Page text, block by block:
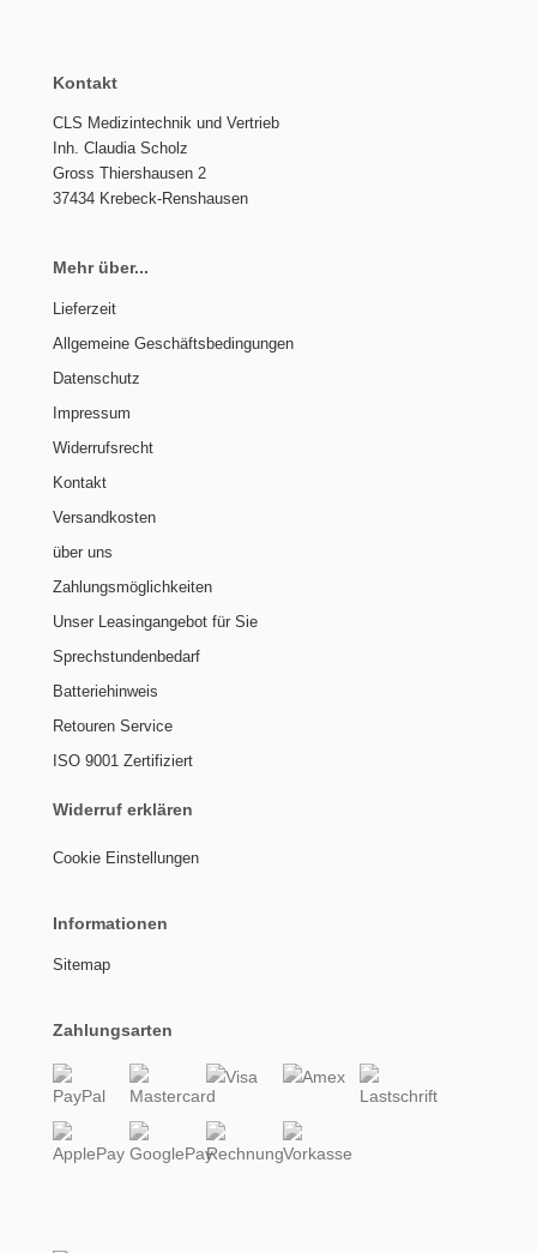
Kontakt
CLS Medizintechnik und Vertrieb
Inh. Claudia Scholz
Gross Thiershausen 2
37434 Krebeck-Renshausen
Mehr über...
Lieferzeit
Allgemeine Geschäftsbedingungen
Datenschutz
Impressum
Widerrufsrecht
Kontakt
Versandkosten
über uns
Zahlungsmöglichkeiten
Unser Leasingangebot für Sie
Sprechstundenbedarf
Batteriehinweis
Retouren Service
ISO 9001 Zertifiziert
Widerruf erklären
Cookie Einstellungen
Informationen
Sitemap
Zahlungsarten